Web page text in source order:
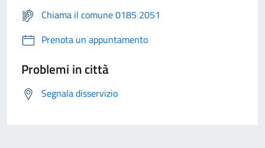
Chiama il comune 0185 2051
Prenota un appuntamento
Problemi in città
Segnala disservizio